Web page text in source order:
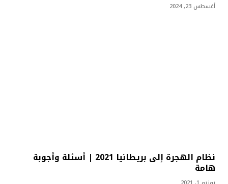
أغسطس 23, 2024
نظام الهجرة إلى بريطانيا 2021 | أسئلة وأجوبة
هامة